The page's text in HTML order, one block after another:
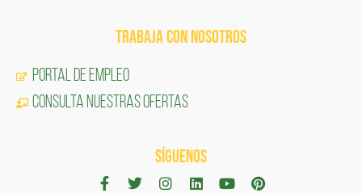
TRABAJA CON NOSOTROS
Portal de Empleo
CONSULTA NUESTRAS OFERTAS
SÍGUENOS